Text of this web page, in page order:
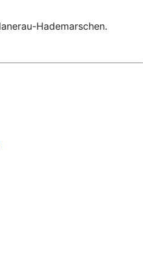
Hademarschen.